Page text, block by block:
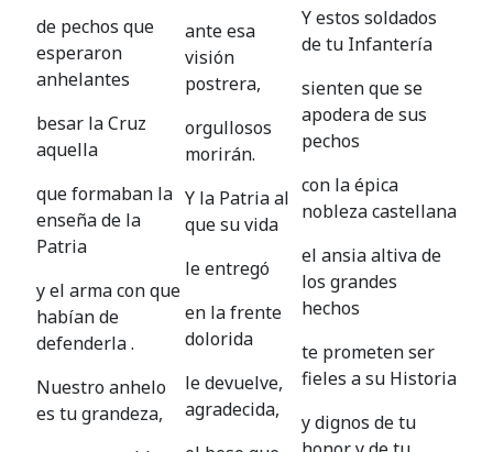
de pechos que
esperaron
anhelantes
besar la Cruz
aquella
que formaban la
enseña de la
Patria
y el arma con que
habían de
defenderla .
Nuestro anhelo
es tu grandeza,
ante esa
visión
postrera,
orgullosos
morirán.
Y la Patria al
que su vida
le entregó
en la frente
dolorida
le devuelve,
agradecida,
Y estos soldados
de tu Infantería
sienten que se
apodera de sus
pechos
con la épica
nobleza castellana
el ansia altiva de
los grandes
hechos
te prometen ser
fieles a su Historia
y dignos de tu